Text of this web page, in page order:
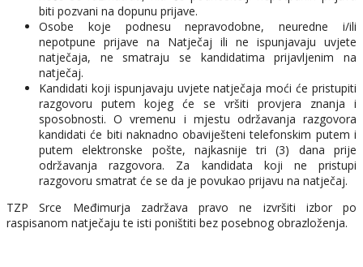
biti pozvani na dopunu prijave.
Osobe koje podnesu nepravodobne, neuredne i/ili
nepotpune prijave na Natječaj ili ne ispunjavaju uvjete
natječaja, ne smatraju se kandidatima prijavljenim na
natječaj.
Kandidati koji ispunjavaju uvjete natječaja moći će pristupiti
razgovoru putem kojeg će se vršiti provjera znanja i
sposobnosti. O vremenu i mjestu održavanja razgovora
kandidati će biti naknadno obaviješteni telefonskim putem i
putem elektronske pošte, najkasnije tri (3) dana prije
održavanja razgovora. Za kandidata koji ne pristupi
razgovoru smatrat će se da je povukao prijavu na natječaj.
TZP Srce Međimurja zadržava pravo ne izvršiti izbor po
raspisanom natječaju te isti poništiti bez posebnog obrazloženja.